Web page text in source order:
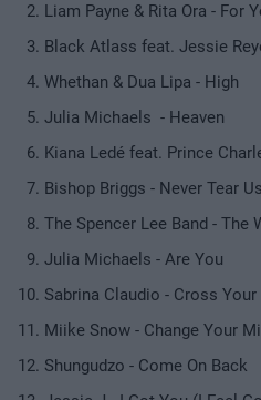
Liam Payne & Rita Ora - For
Black Atlass feat. Jessie
Whethan & Dua Lipa - High
Julia Michaels - Heaven
Kiana Ledé feat. Prince
Bishop Briggs - Never Tear
The Spencer Lee Band - The
Julia Michaels - Are You
Sabrina Claudio - Cross
Miike Snow - Change Your
Shungudzo - Come On Back